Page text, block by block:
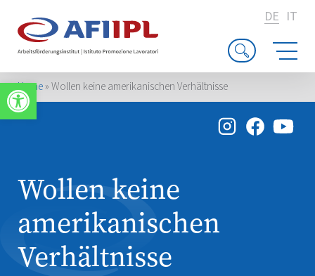
Werkzeugleiste öffnen
DE IT
Home»Wollen keine amerikanischen Verhältnisse
Wollen keine
amerikanischen
Verhältnisse